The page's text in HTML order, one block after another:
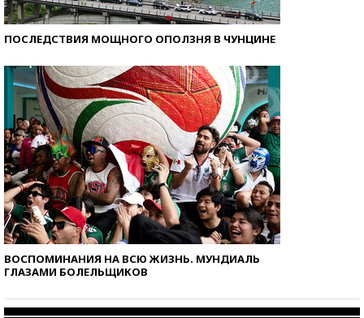
ПОСЛЕДСТВИЯ МОЩНОГО ОПОЛЗНЯ В ЧУНЦИНЕ
ВОСПОМИНАНИЯ НА ВСЮ ЖИЗНЬ. МУНДИАЛЬ
ГЛАЗАМИ БОЛЕЛЬЩИКОВ